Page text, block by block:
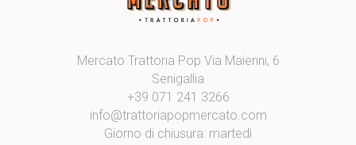
Mercato Trattoria Pop Via Maierini, 6
Senigallia
+39 071 241 3266
info@trattoriapopmercato.com
Giorno di chiusura: martedì